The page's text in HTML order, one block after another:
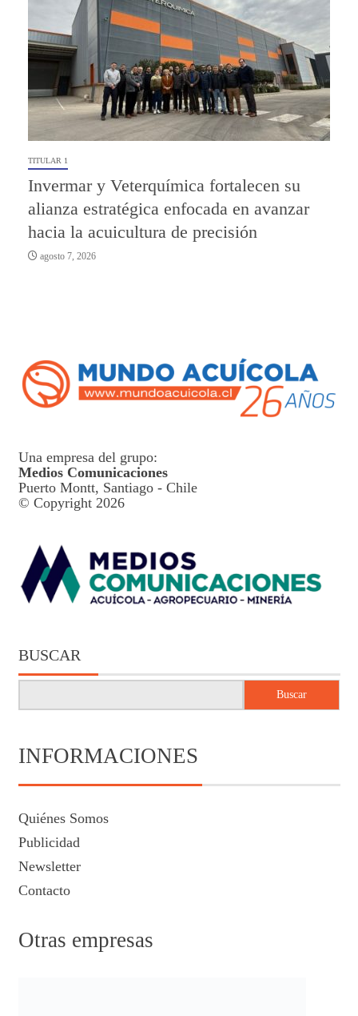
TITULAR 1
Invermar y Veterquímica fortalecen su
alianza estratégica enfocada en avanzar
hacia la acuicultura de precisión
agosto 7, 2026
Una empresa del grupo:
Medios Comunicaciones
Puerto Montt, Santiago - Chile
© Copyright 2026
BUSCAR
Buscar
INFORMACIONES
Quiénes Somos
Publicidad
Newsletter
Contacto
Otras empresas